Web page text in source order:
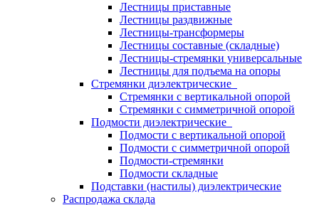
Лестницы приставные
Лестницы раздвижные
Лестницы-трансформеры
Лестницы составные (складные)
Лестницы-стремянки универсальные
Лестницы для подъема на опоры
Стремянки диэлектрические
Стремянки с вертикальной опорой
Стремянки с симметричной опорой
Подмости диэлектрические
Подмости с вертикальной опорой
Подмости с симметричной опорой
Подмости-стремянки
Подмости складные
Подставки (настилы) диэлектрические
Распродажа склада